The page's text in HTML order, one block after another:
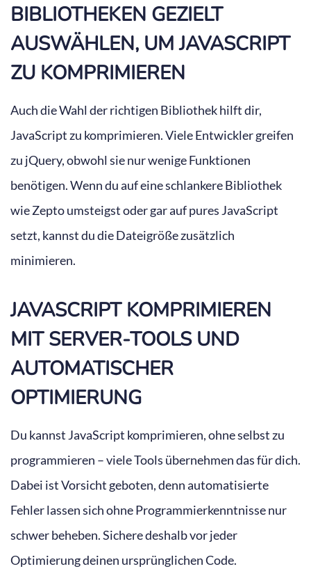
BIBLIOTHEKEN GEZIELT
AUSWÄHLEN, UM JAVASCRIPT
ZU KOMPRIMIEREN
Auch die Wahl der richtigen Bibliothek hilft dir,
JavaScript zu komprimieren. Viele Entwickler greifen
zu jQuery, obwohl sie nur wenige Funktionen
benötigen. Wenn du auf eine schlankere Bibliothek
wie Zepto umsteigst oder gar auf pures JavaScript
setzt, kannst du die Dateigröße zusätzlich
minimieren.
JAVASCRIPT KOMPRIMIEREN
MIT SERVER-TOOLS UND
AUTOMATISCHER
OPTIMIERUNG
Du kannst JavaScript komprimieren, ohne selbst zu
programmieren – viele Tools übernehmen das für dich.
Dabei ist Vorsicht geboten, denn automatisierte
Fehler lassen sich ohne Programmierkenntnisse nur
schwer beheben. Sichere deshalb vor jeder
Optimierung deinen ursprünglichen Code.